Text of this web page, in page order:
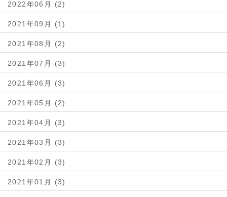
2022年06月 (2)
2021年09月 (1)
2021年08月 (2)
2021年07月 (3)
2021年06月 (3)
2021年05月 (2)
2021年04月 (3)
2021年03月 (3)
2021年02月 (3)
2021年01月 (3)